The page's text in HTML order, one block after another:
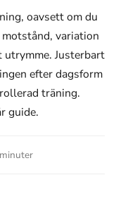
oavsett om du
variation
utrymme. Justerbart
efter dagsform
träning.
guide.